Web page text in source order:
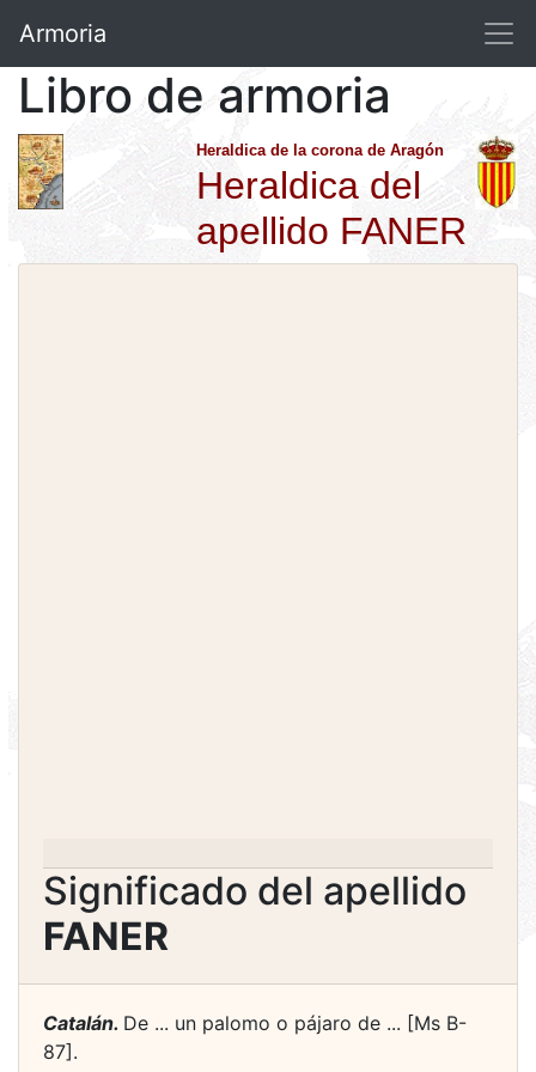
Armoria
Libro de armoria
Heraldica de la corona de Aragón
Heraldica del
apellido FANER
Significado del apellido
FANER
Catalán. De ... un palomo o pájaro de ... [Ms B-
87].